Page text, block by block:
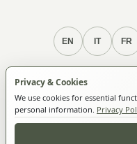
EN IT FR
Политика cookie
Privacy & Cookies
We use cookies for essential
personal information. Privacy